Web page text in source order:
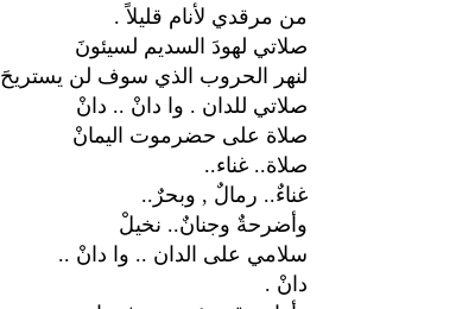
من مرقدي لأنام قليلاً .
صلاتي لهودَ السديم لسيئونَ
لنهر الحروب الذي سوف لن يستريحَ
صلاتي للدان . وا دانْ .. دانْ
صلاة على حضرموت اليمانْ
صلاة.. غناء..
غناءٌ.. رمالٌ , وبحرٌ..
وأضرحةٌ وجنانٌ.. نخيلْ
سلامي على الدان .. وا دانْ ..
دانْ .